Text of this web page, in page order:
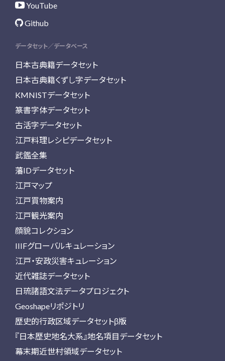
YouTube
Github
データセット／データベース
日本古典籍データセット
日本古典籍くずし字データセット
KMNISTデータセット
篆書字体データセット
古活字データセット
江戸料理レシピデータセット
武鑑全集
藩IDデータセット
江戸マップ
江戸買物案内
江戸観光案内
顔貌コレクション
IIIFグローバルキュレーション
江戸・安政災害キュレーション
近代雑誌データセット
日琉諸語文法データプロジェクト
Geoshapeリポジトリ
歴史的行政区域データセットβ版
『日本歴史地名大系』地名項目データセット
幕末期近世村領域データセット